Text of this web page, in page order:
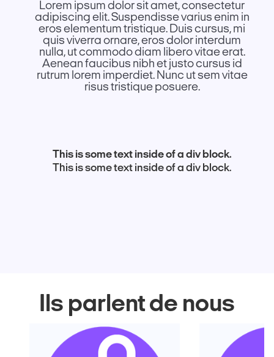
Lorem ipsum dolor sit amet, consectetur
adipiscing elit. Suspendisse varius enim in
eros elementum tristique. Duis cursus, mi
quis viverra ornare, eros dolor interdum
nulla, ut commodo diam libero vitae erat.
Aenean faucibus nibh et justo cursus id
rutrum lorem imperdiet. Nunc ut sem vitae
risus tristique posuere.
This is some text inside of a div block.
This is some text inside of a div block.
Ils parlent de nous